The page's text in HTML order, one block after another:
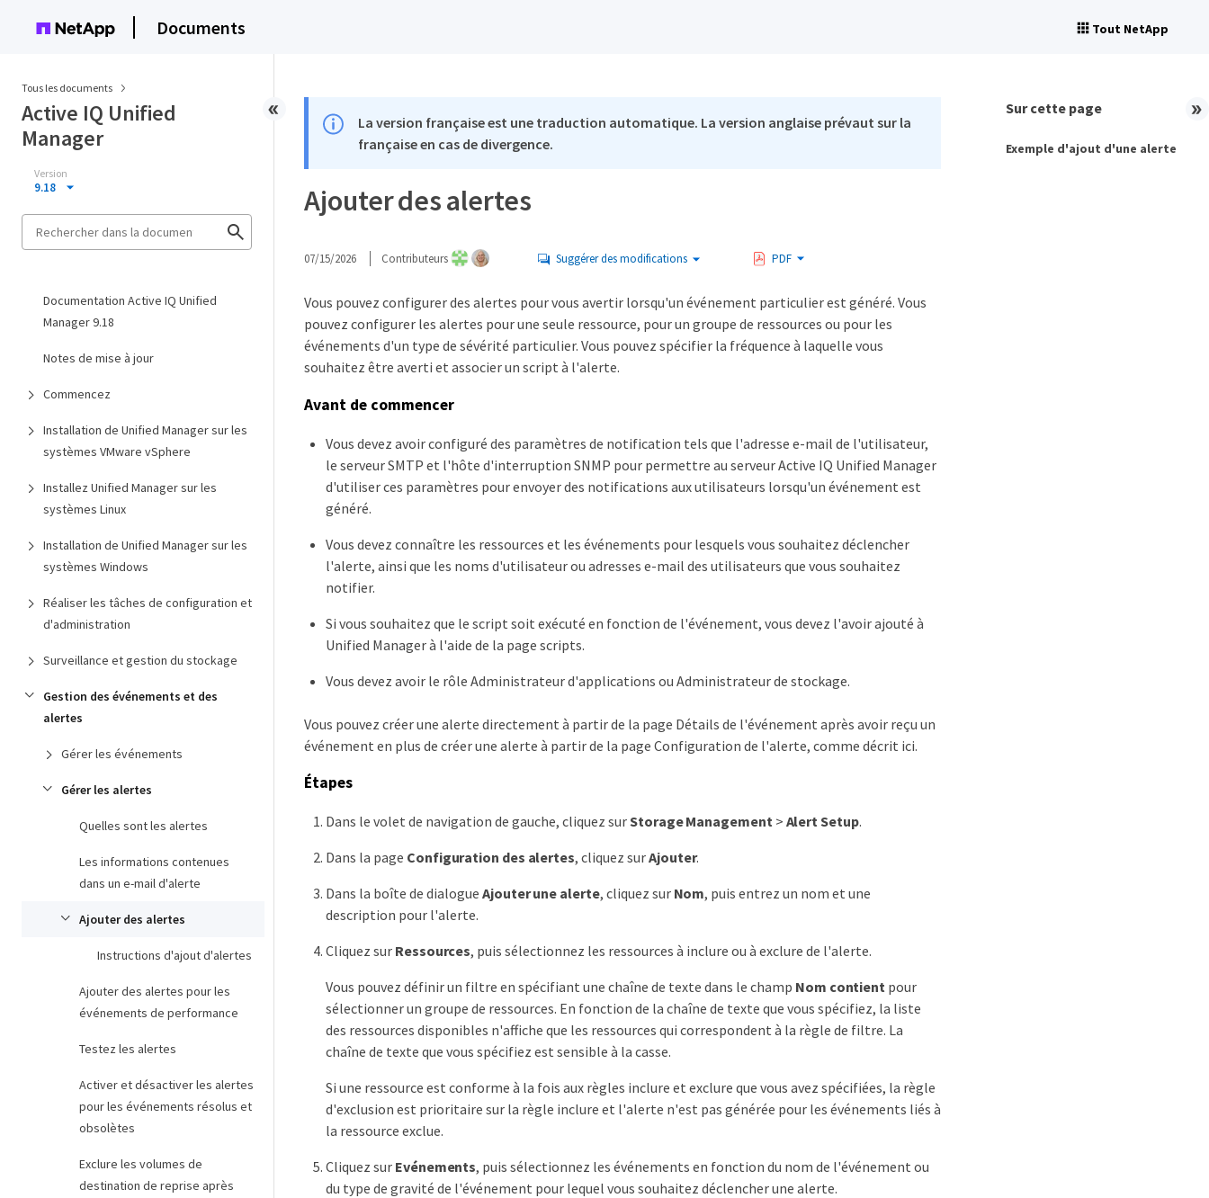
Documents Tout NetApp
Tous les documents
Active IQ Unified
Manager
Version
9.18
Documentation Active IQ Unified
Manager 9.18
Notes de mise à jour
Commencez
Installation de Unified Manager sur les
systèmes VMware vSphere
Installez Unified Manager sur les
systèmes Linux
Installation de Unified Manager sur les
systèmes Windows
Réaliser les tâches de configuration et
d'administration
Surveillance et gestion du stockage
Gestion des événements et des
alertes
Gérer les événements
Gérer les alertes
Quelles sont les alertes
Les informations contenues
dans un e-mail d'alerte
Ajouter des alertes
Instructions d'ajout d'alertes
Ajouter des alertes pour les
événements de performance
Testez les alertes
Activer et désactiver les alertes
pour les événements résolus et
obsolètes
Exclure les volumes de
destination de reprise après
La version française est une traduction automatique. La version anglaise prévaut sur la
française en cas de divergence.
Ajouter des alertes
07/15/2026 Contributeurs Suggérer des modifications PDF
Vous pouvez configurer des alertes pour vous avertir lorsqu'un événement particulier est généré. Vous
pouvez configurer les alertes pour une seule ressource, pour un groupe de ressources ou pour les
événements d'un type de sévérité particulier. Vous pouvez spécifier la fréquence à laquelle vous
souhaitez être averti et associer un script à l'alerte.
Avant de commencer
Vous devez avoir configuré des paramètres de notification tels que l'adresse e-mail de l'utilisateur,
le serveur SMTP et l'hôte d'interruption SNMP pour permettre au serveur Active IQ Unified Manager
d'utiliser ces paramètres pour envoyer des notifications aux utilisateurs lorsqu'un événement est
généré.
Vous devez connaître les ressources et les événements pour lesquels vous souhaitez déclencher
l'alerte, ainsi que les noms d'utilisateur ou adresses e-mail des utilisateurs que vous souhaitez
notifier.
Si vous souhaitez que le script soit exécuté en fonction de l'événement, vous devez l'avoir ajouté à
Unified Manager à l'aide de la page scripts.
Vous devez avoir le rôle Administrateur d'applications ou Administrateur de stockage.
Vous pouvez créer une alerte directement à partir de la page Détails de l'événement après avoir reçu un
événement en plus de créer une alerte à partir de la page Configuration de l'alerte, comme décrit ici.
Étapes
Dans le volet de navigation de gauche, cliquez surStorage Management > Alert Setup.
Dans la page Configuration des alertes, cliquez surAjouter.
Dans la boîte de dialogue Ajouter une alerte, cliquez sur Nom, puis entrez un nom et une
description pour l'alerte.
Cliquez sur Ressources, puis sélectionnez les ressources à inclure ou à exclure de l'alerte.
Vous pouvez définir un filtre en spécifiant une chaîne de texte dans le champ Nom contient pour
sélectionner un groupe de ressources. En fonction de la chaîne de texte que vous spécifiez, la liste
des ressources disponibles n'affiche que les ressources qui correspondent à la règle de filtre. La
chaîne de texte que vous spécifiez est sensible à la casse.
Si une ressource est conforme à la fois aux règles inclure et exclure que vous avez spécifiées, la règle
d'exclusion est prioritaire sur la règle inclure et l'alerte n'est pas générée pour les événements liés à
la ressource exclue.
Cliquez sur Evénements, puis sélectionnez les événements en fonction du nom de l'événement ou
du type de gravité de l'événement pour lequel vous souhaitez déclencher une alerte.
Sur cette page
Exemple d'ajout d'une alerte